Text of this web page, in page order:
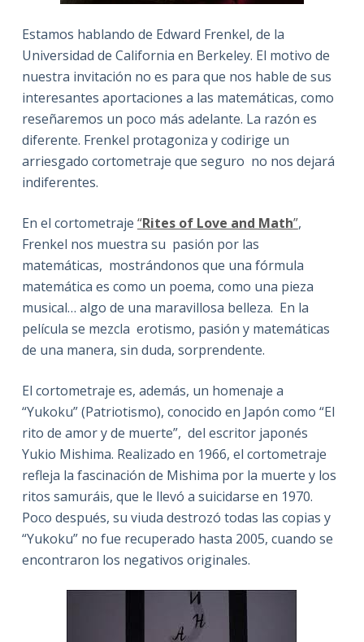
Estamos hablando de Edward Frenkel, de la
Universidad de California en Berkeley. El motivo de
nuestra invitación no es para que nos hable de sus
interesantes aportaciones a las matemáticas, como
reseñaremos un poco más adelante. La razón es
diferente. Frenkel protagoniza y codirige un
arriesgado cortometraje que seguro no nos dejará
indiferentes.
En el cortometraje “Rites of Love and Math”,
Frenkel nos muestra su pasión por las
matemáticas, mostrándonos que una fórmula
matemática es como un poema, como una pieza
musical… algo de una maravillosa belleza. En la
película se mezcla erotismo, pasión y matemáticas
de una manera, sin duda, sorprendente.
El cortometraje es, además, un homenaje a
“Yukoku” (Patriotismo), conocido en Japón como “El
rito de amor y de muerte”, del escritor japonés
Yukio Mishima. Realizado en 1966, el cortometraje
refleja la fascinación de Mishima por la muerte y los
ritos samuráis, que le llevó a suicidarse en 1970.
Poco después, su viuda destrozó todas las copias y
“Yukoku” no fue recuperado hasta 2005, cuando se
encontraron los negativos originales.